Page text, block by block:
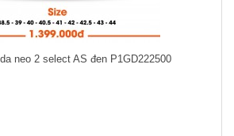
neo 2 select AS đen P1GD222500